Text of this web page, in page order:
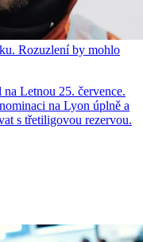
Rozuzlení by mohlo
Letnou 25. července.
na Lyon úplně a
s třetiligovou rezervou.